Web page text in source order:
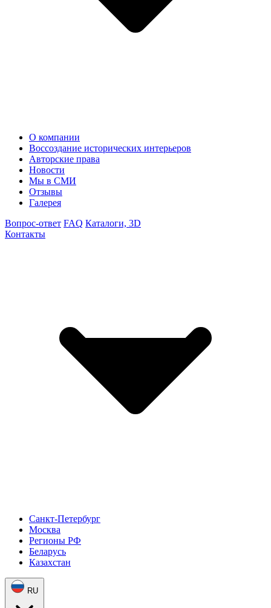
О компании
Воссоздание исторических интерьеров
Авторские права
Новости
Мы в СМИ
Отзывы
Галерея
Вопрос-ответ FAQ Каталоги, 3D
Контакты
Санкт-Петербург
Москва
Регионы РФ
Беларусь
Казахстан
RU